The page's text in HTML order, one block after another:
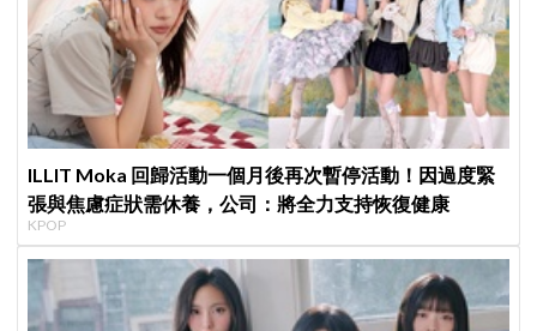
ILLIT Moka 回歸活動一個月後再次暫停活動！因過度緊
張與焦慮症狀需休養，公司：將全力支持恢復健康
KPOP